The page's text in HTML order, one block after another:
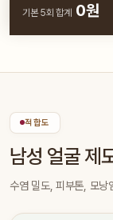
기본 5회 합계 0원
적합도
남성 얼굴 제
수염 밀도, 피부톤, 모낭